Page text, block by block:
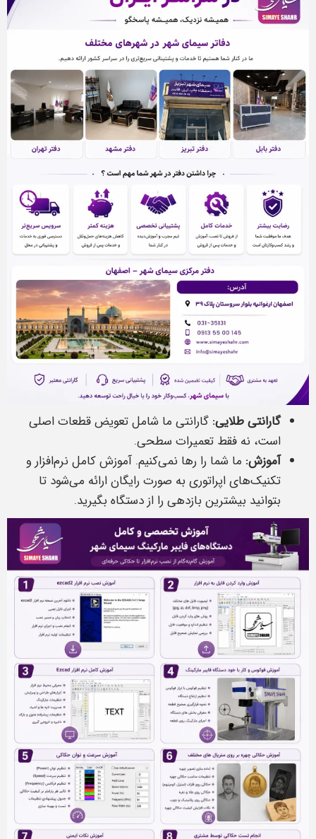
گارانتی طلایی: گارانتی ما شامل تعویض قطعات اصلی
است، نه فقط تعمیرات سطحی.
آموزش: ما شما را رها نمی‌کنیم. آموزش کامل نرم‌افزار و
تکنیک‌های اپراتوری به صورت رایگان ارائه می‌شود تا
بتوانید بیشترین بازدهی را از دستگاه بگیرید.